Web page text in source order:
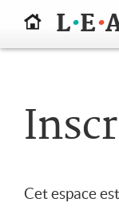
L.E.
Cet espace